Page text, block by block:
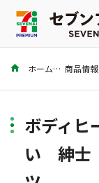
商品を探
ホーム
ボディ
い 紳士